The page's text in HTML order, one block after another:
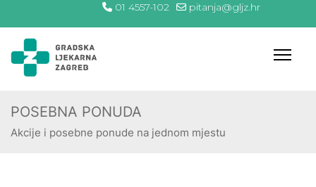
01 4557-102 pitanja@gljz.hr
POSEBNA PONUDA
Akcije i posebne ponude na jednom mjestu